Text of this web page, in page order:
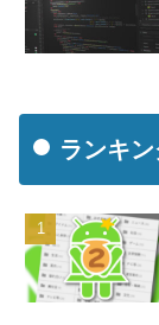
ランキ